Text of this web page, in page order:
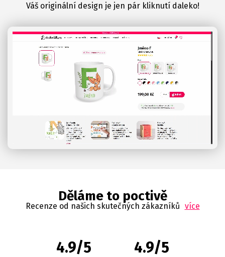
Váš originální design je jen pár kliknutí daleko!
Děláme to poctivě
Recenze od našich skutečných zákazníků více
4.9/5 4.9/5